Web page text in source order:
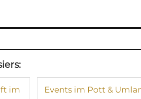
im
Events im Pott &